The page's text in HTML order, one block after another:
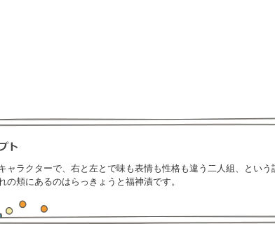
ャラクターで、右と左とで味も表情も性格も違う二人組、とい
の頬にあるのはらっきょうと福神漬です。